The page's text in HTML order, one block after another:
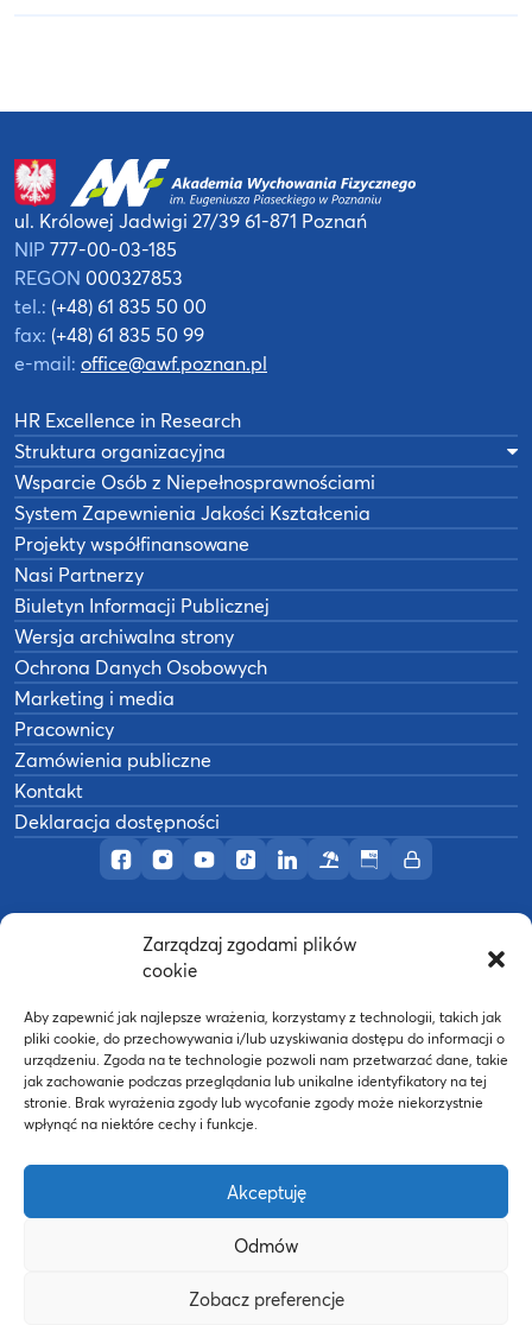
Zarządzaj zgodami plików
cookie
Aby zapewnić jak najlepsze wrażenia, korzystamy z technologii, takich jak
pliki cookie, do przechowywania i/lub uzyskiwania dostępu do informacji o
urządzeniu. Zgoda na te technologie pozwoli nam przetwarzać dane, takie
jak zachowanie podczas przeglądania lub unikalne identyfikatory na tej
stronie. Brak wyrażenia zgody lub wycofanie zgody może niekorzystnie
wpłynąć na niektóre cechy i funkcje.
Akceptuję
Odmów
Zobacz preferencje
Profil AWF Poznań w serwisie Facebook
Profil AWF Poznań w serwisie Instagram
Profil AWF Poznań w serwisie YouTube
Profil AWF Poznań w serwisie
Profil AWF Poznań w
OśrodekBiuletynIntranet
ul. Królowej Jadwigi 27/3961-871 Poznań
NIP 777-00-03-185
REGON 000327853
tel.: (+48) 61 835 50 00
fax: (+48) 61 835 50 99
e-mail: office@awf.poznan.pl
HR Excellence in Research
Struktura organizacyjna
Wsparcie Osób z Niepełnosprawnościami
System Zapewnienia Jakości Kształcenia
Projekty współfinansowane
Nasi Partnerzy
Biuletyn Informacji Publicznej
Wersja archiwalna strony
Ochrona Danych Osobowych
Marketing i media
Pracownicy
Zamówienia publiczne
Kontakt
Deklaracja dostępności
Akademia Wychowania Fizycznego w
Wykonanie:nFinity.pl
środków Europejskiego Funduszu Społecznego oraz